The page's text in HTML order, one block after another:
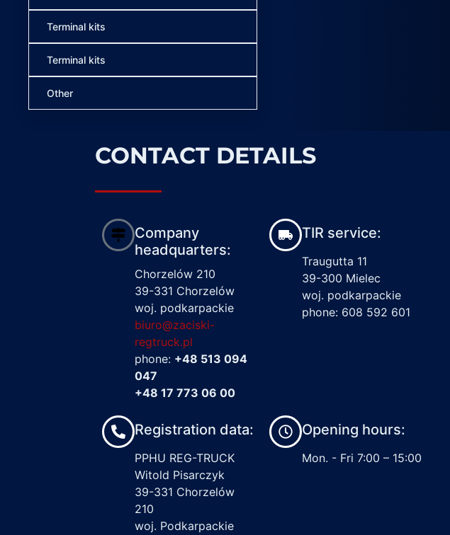
Terminal kits
Terminal kits
Other
CONTACT DETAILS
Company
headquarters:
Chorzelów 210
39-331 Chorzelów
woj. podkarpackie
biuro@zaciski-
regtruck.pl
phone: +48 513 094
047
+48 17 773 06 00
TIR service:
Traugutta 11
39-300 Mielec
woj. podkarpackie
phone: 608 592 601
Registration data:
PPHU REG-TRUCK
Witold Pisarczyk
39-331 Chorzelów
210
woj. Podkarpackie
Opening hours:
Mon. - Fri 7:00 – 15:00